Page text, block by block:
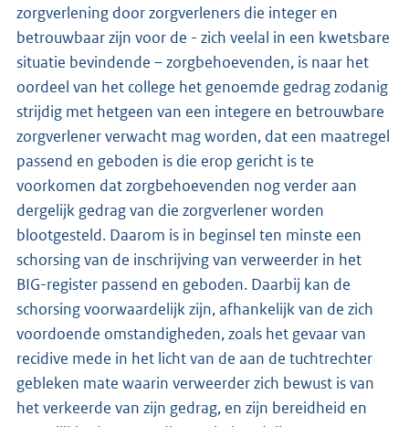
zorgverlening door zorgverleners die integer en
betrouwbaar zijn voor de - zich veelal in een kwetsbare
situatie bevindende – zorgbehoevenden, is naar het
oordeel van het college het genoemde gedrag zodanig
strijdig met hetgeen van een integere en betrouwbare
zorgverlener verwacht mag worden, dat een maatregel
passend en geboden is die erop gericht is te
voorkomen dat zorgbehoevenden nog verder aan
dergelijk gedrag van die zorgverlener worden
blootgesteld. Daarom is in beginsel ten minste een
schorsing van de inschrijving van verweerder in het
BIG-register passend en geboden. Daarbij kan de
schorsing voorwaardelijk zijn, afhankelijk van de zich
voordoende omstandigheden, zoals het gevaar van
recidive mede in het licht van de aan de tuchtrechter
gebleken mate waarin verweerder zich bewust is van
het verkeerde van zijn gedrag, en zijn bereidheid en